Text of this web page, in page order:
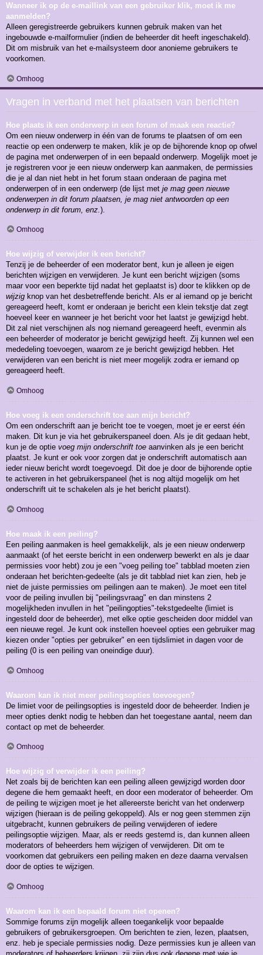
Wanneer ik op de e-maillink van een gebruiker klik, moet ik me
aanmelden?
Alleen geregistreerde gebruikers kunnen gebruik maken van het
ingebouwde e-mailformulier (indien de beheerder dit heeft ingeschakeld).
Dit om misbruik van het e-mailsysteem door anonieme gebruikers te
voorkomen.
Omhoog
Vragen in verband met het plaatsen van berichten
Hoe plaats ik een onderwerp in een forum of maak een reactie?
Om een nieuw onderwerp in één van de forums te plaatsen of om een
reactie op een onderwerp te maken, klik je op de bijhorende knop op ofwel
de pagina met onderwerpen of in een bepaald onderwerp. Mogelijk moet je
je registreren voor je een nieuw onderwerp kan aanmaken, de permissies
die je al dan niet hebt in het forum staan onderaan de pagina met
onderwerpen of in een onderwerp (de lijst met je mag geen nieuwe
onderwerpen in dit forum plaatsen, je mag niet antwoorden op een
onderwerp in dit forum, enz. ).
Omhoog
Hoe wijzig of verwijder ik een bericht?
Tenzij je de beheerder of een moderator bent, kun je alleen je eigen
berichten wijzigen en verwijderen. Je kunt een bericht wijzigen (soms
maar voor een beperkte tijd nadat het geplaatst is) door te klikken op de
wijzig knop van het desbetreffende bericht. Als er al iemand op je bericht
gereageerd heeft, komt er onderaan je bericht een klein tekstje dat zegt
hoeveel keer en wanneer je het bericht voor het laatst je gewijzigd hebt.
Dit zal niet verschijnen als nog niemand gereageerd heeft, evenmin als
een beheerder of moderator je bericht gewijzigd heeft. Zij kunnen wel een
mededeling toevoegen, waarom ze je bericht gewijzigd hebben. Het
verwijderen van een bericht is niet meer mogelijk zodra er iemand op
gereageerd heeft.
Omhoog
Hoe voeg ik een onderschrift toe aan mijn bericht?
Om een onderschrift aan je bericht toe te voegen, moet je er eerst één
maken. Dit kun je via het gebruikerspaneel doen. Als je dit gedaan hebt,
kun je de optie voeg mijn onderschrift toe aanvinken als je een bericht
plaatst. Je kunt er ook voor zorgen dat je onderschrift automatisch aan
ieder nieuw bericht wordt toegevoegd. Dit doe je door de bijhorende optie
te activeren in het gebruikerspaneel (het is nog altijd mogelijk om het
onderschrift uit te schakelen als je het bericht plaatst).
Omhoog
Hoe maak ik een peiling?
Een peiling aanmaken is heel gemakkelijk, als je een nieuw onderwerp
aanmaakt (of het eerste bericht in een onderwerp bewerkt en als je daar
permissies voor hebt) zou je een "voeg peiling toe" tabblad moeten zien
onderaan het berichten-gedeelte (als je dit tabblad niet kan zien, heb je
niet de juiste permissies om peilingen aan te maken). Je moet een titel
voor de peiling invullen bij "peilingsvraag" en dan minstens 2
mogelijkheden invullen in het "peilingopties"-tekstgedeelte (limiet is
ingesteld door de beheerder), met elke optie gescheiden door middel van
een nieuwe regel. Je kunt ook instellen hoeveel opties een gebruiker mag
kiezen onder "opties per gebruiker" en een tijdslimiet in dagen voor de
peiling (0 is een peiling van oneindige duur).
Omhoog
Waarom kan ik niet meer peilingsopties toevoegen?
De limiet voor de peilingsopties is ingesteld door de beheerder. Indien je
meer opties denkt nodig te hebben dan het toegestane aantal, neem dan
contact op met de beheerder.
Omhoog
Hoe wijzig of verwijder ik een peiling?
Net zoals bij de berichten kan een peiling alleen gewijzigd worden door
degene die hem gemaakt heeft, en door een moderator of beheerder. Om
de peiling te wijzigen moet je het allereerste bericht van het onderwerp
wijzigen (hieraan is de peiling gekoppeld). Als er nog geen stemmen zijn
uitgebracht, kunnen gebruikers de peiling verwijderen of iedere
peilingsoptie wijzigen. Maar, als er reeds gestemd is, dan kunnen alleen
moderators of beheerders hem wijzigen of verwijderen. Dit om te
voorkomen dat gebruikers een peiling maken en deze daarna vervalsen
door de opties te wijzigen.
Omhoog
Waarom kan ik een bepaald forum niet openen?
Sommige forums zijn mogelijk alleen toegankelijk voor bepaalde
gebruikers of gebruikersgroepen. Om berichten te zien, lezen, plaatsen,
enz. heb je speciale permissies nodig. Deze permissies kun je alleen van